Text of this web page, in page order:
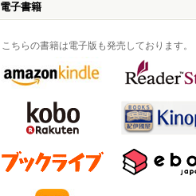
電子書籍
こちらの書籍は電子版も発売しております。